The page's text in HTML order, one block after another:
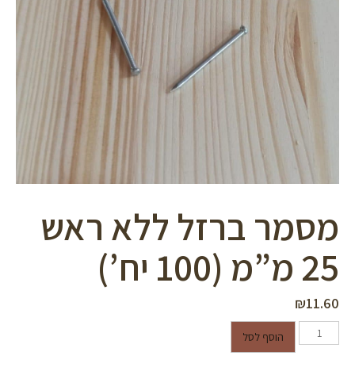
font_download
את
כל
האפשרויות
מסמר ברזל ללא ראש
25 מ”מ (100 יח’)
₪11.60
הוסף לסל